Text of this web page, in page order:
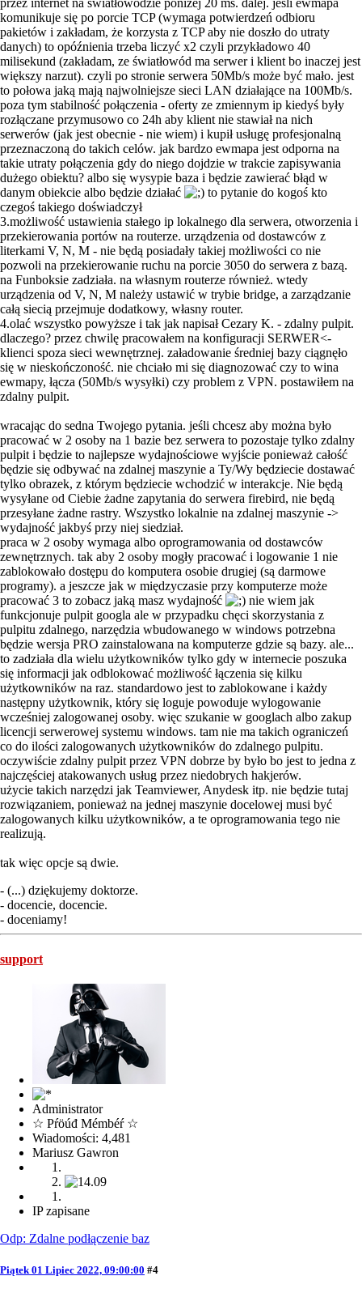
komunikuje się po porcie TCP (wymaga potwierdzeń odbioru
pakietów i zakładam, że korzysta z TCP aby nie doszło do utraty
danych) to opóźnienia trzeba liczyć x2 czyli przykładowo 40
milisekund (zakładam, ze światłowód ma serwer i klient bo inaczej jest
większy narzut). czyli po stronie serwera 50Mb/s może być mało. jest
to połowa jaką mają najwolniejsze sieci LAN działające na 100Mb/s.
poza tym stabilność połączenia - oferty ze zmiennym ip kiedyś były
rozłączane przymusowo co 24h aby klient nie stawiał na nich
serwerów (jak jest obecnie - nie wiem) i kupił usługę profesjonalną
przeznaczoną do takich celów. jak bardzo ewmapa jest odporna na
takie utraty połączenia gdy do niego dojdzie w trakcie zapisywania
dużego obiektu? albo się wysypie baza i będzie zawierać błąd w
danym obiekcie albo będzie działać
to pytanie do kogoś kto
czegoś takiego doświadczył
3.możliwość ustawienia stałego ip lokalnego dla serwera, otworzenia i
przekierowania portów na routerze. urządzenia od dostawców z
literkami V, N, M - nie będą posiadały takiej możliwości co nie
pozwoli na przekierowanie ruchu na porcie 3050 do serwera z bazą.
na Funboksie zadziała. na własnym routerze również. wtedy
urządzenia od V, N, M należy ustawić w trybie bridge, a zarządzanie
całą siecią przejmuje dodatkowy, własny router.
4.olać wszystko powyższe i tak jak napisał Cezary K. - zdalny pulpit.
dlaczego? przez chwilę pracowałem na konfiguracji SERWER<-
klienci spoza sieci wewnętrznej. załadowanie średniej bazy ciągnęło
się w nieskończoność. nie chciało mi się diagnozować czy to wina
ewmapy, łącza (50Mb/s wysyłki) czy problem z VPN. postawiłem na
zdalny pulpit.
wracając do sedna Twojego pytania. jeśli chcesz aby można było
pracować w 2 osoby na 1 bazie bez serwera to pozostaje tylko zdalny
pulpit i będzie to najlepsze wydajnościowe wyjście ponieważ całość
będzie się odbywać na zdalnej maszynie a Ty/Wy będziecie dostawać
tylko obrazek, z którym będziecie wchodzić w interakcje. Nie będą
wysyłane od Ciebie żadne zapytania do serwera firebird, nie będą
przesyłane żadne rastry. Wszystko lokalnie na zdalnej maszynie ->
wydajność jakbyś przy niej siedział.
praca w 2 osoby wymaga albo oprogramowania od dostawców
zewnętrznych. tak aby 2 osoby mogły pracować i logowanie 1 nie
zablokowało dostępu do komputera osobie drugiej (są darmowe
programy). a jeszcze jak w międzyczasie przy komputerze może
pracować 3 to zobacz jaką masz wydajność
nie wiem jak
funkcjonuje pulpit googla ale w przypadku chęci skorzystania z
pulpitu zdalnego, narzędzia wbudowanego w windows potrzebna
będzie wersja PRO zainstalowana na komputerze gdzie są bazy. ale...
to zadziała dla wielu użytkowników tylko gdy w internecie poszuka
się informacji jak odblokować możliwość łączenia się kilku
użytkowników na raz. standardowo jest to zablokowane i każdy
następny użytkownik, który się loguje powoduje wylogowanie
wcześniej zalogowanej osoby. więc szukanie w googlach albo zakup
licencji serwerowej systemu windows. tam nie ma takich ograniczeń
co do ilości zalogowanych użytkowników do zdalnego pulpitu.
oczywiście zdalny pulpit przez VPN dobrze by było bo jest to jedna z
najczęściej atakowanych usług przez niedobrych hakjerów.
użycie takich narzędzi jak Teamviewer, Anydesk itp. nie będzie tutaj
rozwiązaniem, ponieważ na jednej maszynie docelowej musi być
zalogowanych kilku użytkowników, a te oprogramowania tego nie
realizują.
tak więc opcje są dwie.
- (...) dziękujemy doktorze.
- docencie, docencie.
- doceniamy!
support
Administrator
☆ Pŕöúđ Mémbéŕ ☆
Wiadomości: 4,481
Mariusz Gawron
IP zapisane
Odp: Zdalne podłączenie baz
Piątek 01 Lipiec 2022, 09:00:00 #4